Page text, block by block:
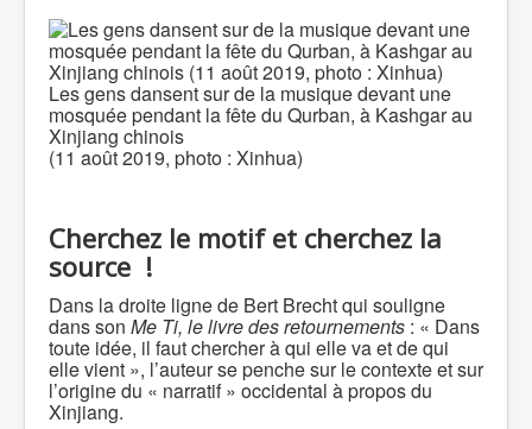
Les gens dansent sur de la musique devant une
mosquée pendant la fête du Qurban, à Kashgar au
Xinjiang chinois
(11 août 2019, photo : Xinhua)
Cherchez le motif et cherchez la
source !
Dans la droite ligne de Bert Brecht qui souligne
dans son Me Ti, le livre des retournements : « Dans
toute idée, il faut chercher à qui elle va et de qui
elle vient », l’auteur se penche sur le contexte et sur
l’origine du « narratif » occidental à propos du
Xinjiang.